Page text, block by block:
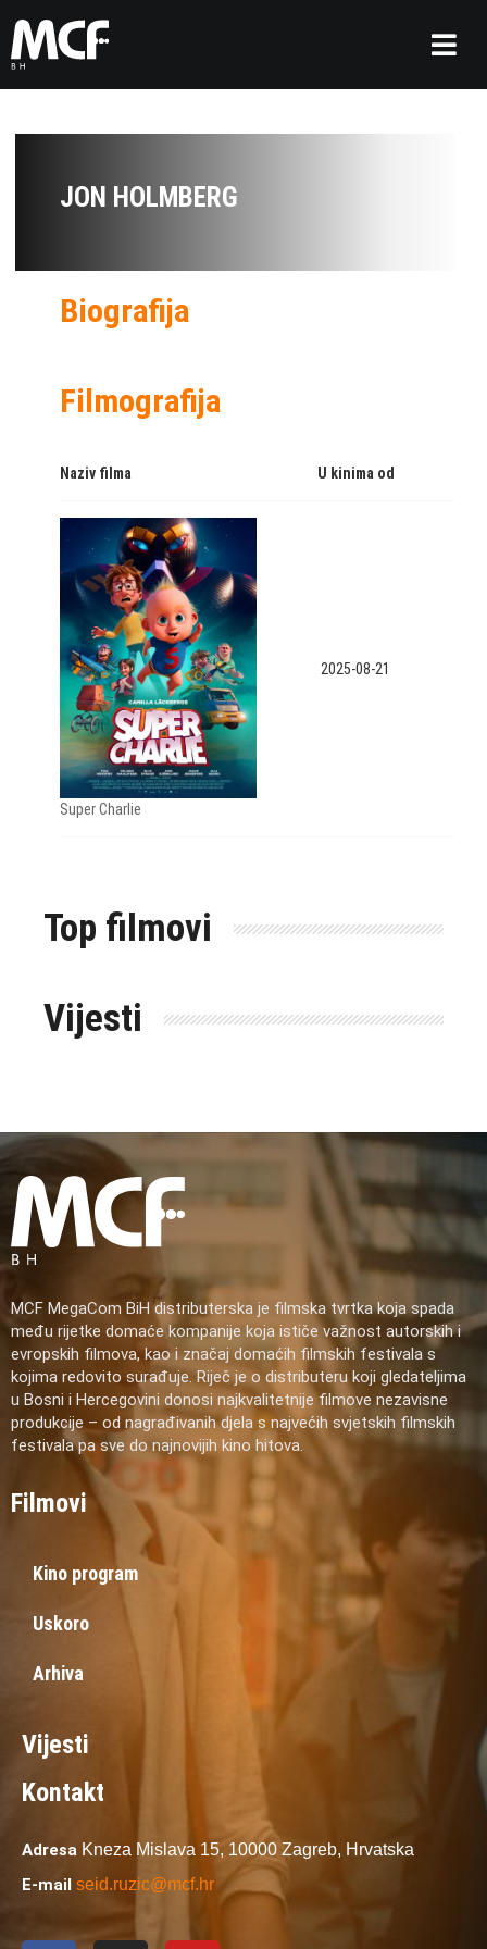
JON HOLMBERG
Biografija
Filmografija
Naziv filma U kinima od
Super Charlie
2025-08-21
Top filmovi
Vijesti
MCF MegaCom BiH distributerska je filmska tvrtka koja spada
među rijetke domaće kompanije koja ističe važnost autorskih i
evropskih filmova, kao i značaj domaćih filmskih festivala s
kojima redovito surađuje. Riječ je o distributeru koji gledateljima
u Bosni i Hercegovini donosi najkvalitetnije filmove nezavisne
produkcije – od nagrađivanih djela s najvećih svjetskih filmskih
festivala pa sve do najnovijih kino hitova.
Filmovi
Kino program
Uskoro
Arhiva
Vijesti
Kontakt
Adresa Kneza Mislava 15, 10000 Zagreb, Hrvatska
E-mail seid.ruzic@mcf.hr